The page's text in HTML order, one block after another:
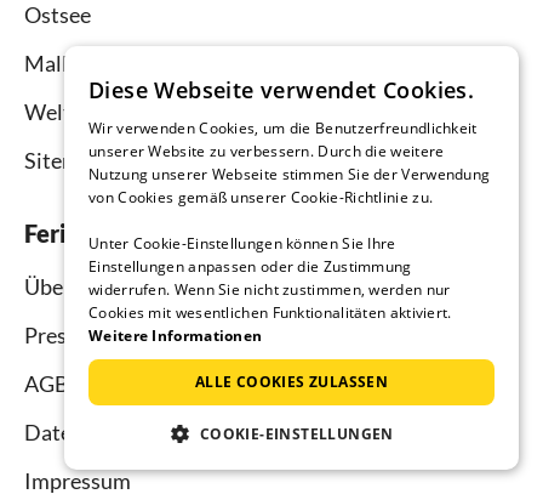
Ostsee
Mallorca
Weltweit
Sitemap
Ferienhausmiete.de
Über uns
Presse
AGB
Datenschutz
Impressum
Diese Webseite verwendet Cookies.
Wir verwenden Cookies, um die Benutzerfreundlichkeit
unserer Website zu verbessern. Durch die weitere
Nutzung unserer Webseite stimmen Sie der Verwendung
von Cookies gemäß unserer Cookie-Richtlinie zu.
Unter Cookie-Einstellungen können Sie Ihre
Einstellungen anpassen oder die Zustimmung
widerrufen. Wenn Sie nicht zustimmen, werden nur
Cookies mit wesentlichen Funktionalitäten aktiviert.
Weitere Informationen
ALLE COOKIES ZULASSEN
COOKIE-EINSTELLUNGEN